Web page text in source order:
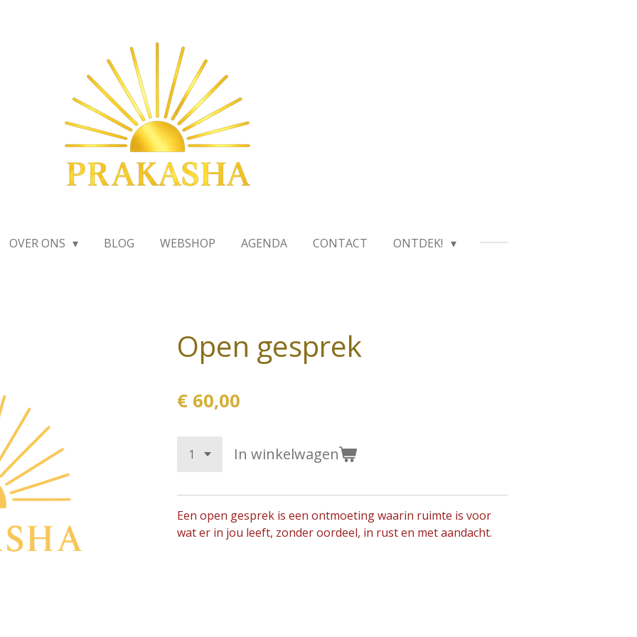
OVER ONS BLOG WEBSHOP AGENDA CONTACT ONTDEK!
Open gesprek
€ 60,00
In winkelwagen
Een open gesprek is een ontmoeting waarin ruimte is voor
wat er in jou leeft, zonder oordeel, in rust en met aandacht.